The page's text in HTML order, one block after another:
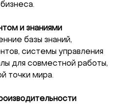
и знаниями
базы знаний,
системы управления
для совместной работы,
точки мира.